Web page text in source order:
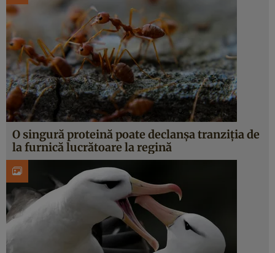
O singură proteină poate declanșa tranziția de
la furnică lucrătoare la regină